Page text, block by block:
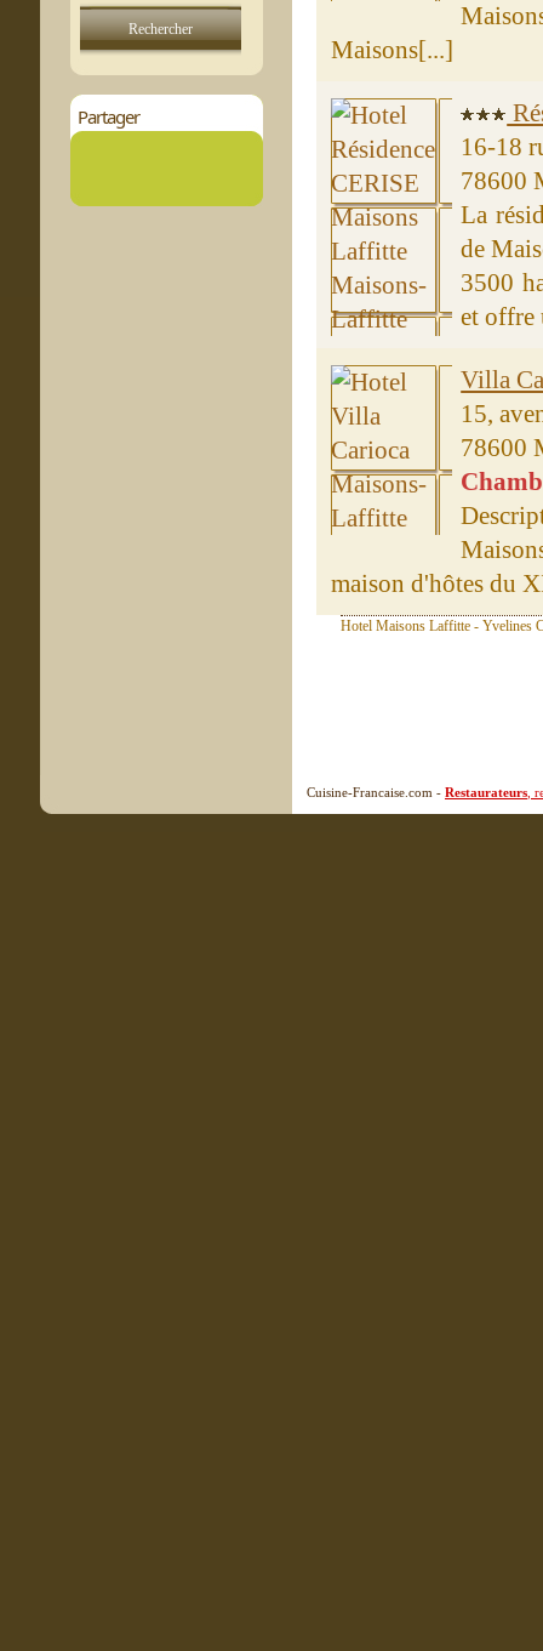
Partager
Maisons[...]
16-18
78600
La
de
3500
et offre
Villa
15,
78600
maison d'hôtes du
Hotel Maisons Laffitte - Yvelines
Cuisine-Francaise.com - Restaurateurs ,